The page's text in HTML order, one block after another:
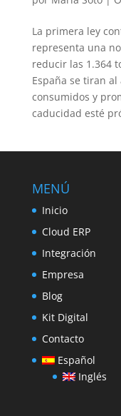
La primera ley
representa una
reducir las 1.364
España se tiran
consumidos y
caducidad esté
MENÚ
Inicio
Cloud ERP
Integración
Empresa
Blog
Kit Digital
Contacto
Español
Inglés